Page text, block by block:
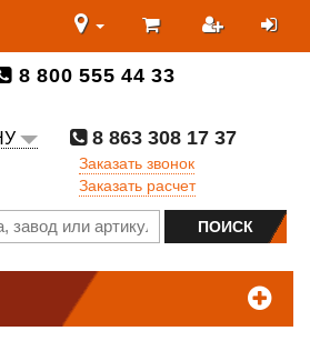
8 800 555 44 33
8 863 308 17 37
Заказать звонок
Заказать расчет